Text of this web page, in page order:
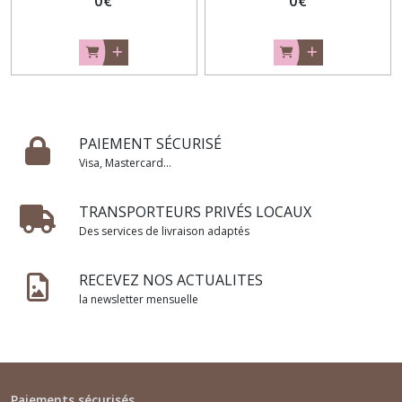
PAIEMENT SÉCURISÉ
Visa, Mastercard...
TRANSPORTEURS PRIVÉS LOCAUX
Des services de livraison adaptés
RECEVEZ NOS ACTUALITES
la newsletter mensuelle